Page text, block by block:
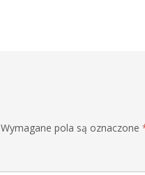
Wymagane pola są oznaczone